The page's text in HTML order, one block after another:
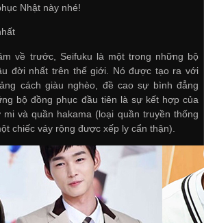
Nhật này nhé!
về trước, Seifuku là một trong những bộ
đời nhất trên thế giới. Nó được tạo ra với
cách giàu nghèo, đề cao sự bình đẳng
bộ đồng phục đầu tiên là sự kết hợp của
và quần hakama (loại quần truyền thống
chiếc váy rộng được xếp ly cẩn thận).